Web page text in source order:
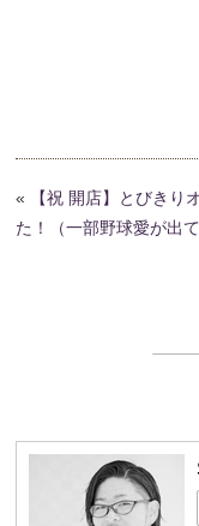
«
【祝 開店】とびきり
た！（一部野球愛が出て